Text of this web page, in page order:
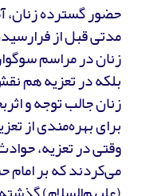
حضور گسترده زنان،
مدتی قبل از
زنان در مراسم
بلکه در تعزیه هم
زنان جالب توجه و
برای بهره‌مندی از
وقتی در تعزیه،
می‌کردند که بر